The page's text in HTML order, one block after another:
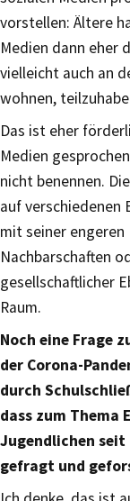
vorstellen: Ältere
Medien dann eher
vielleicht auch an
wohnen,
Das ist eher
Medien
nicht benennen.
auf verschiedenen
mit seiner
Nachbarschaften
gesellschaftlicher
Raum.
Noch eine Frage
der Corona-
durch
dass zum Thema
Jugendlichen
gefragt und